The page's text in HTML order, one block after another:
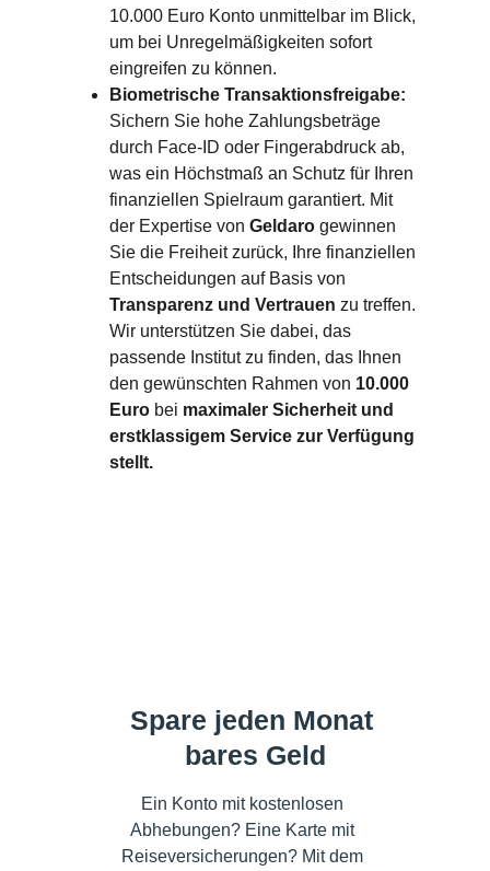
10.000 Euro Konto unmittelbar im Blick,
um bei Unregelmäßigkeiten sofort
eingreifen zu können.
Biometrische Transaktionsfreigabe:
Sichern Sie hohe Zahlungsbeträge
durch Face-ID oder Fingerabdruck ab,
was ein Höchstmaß an Schutz für Ihren
finanziellen Spielraum garantiert. Mit
der Expertise von Geldaro gewinnen
Sie die Freiheit zurück, Ihre finanziellen
Entscheidungen auf Basis von
Transparenz und Vertrauen zu treffen.
Wir unterstützen Sie dabei, das
passende Institut zu finden, das Ihnen
den gewünschten Rahmen von 10.000
Euro bei maximaler Sicherheit und
erstklassigem Service zur Verfügung
stellt.
Spare jeden Monat
bares Geld
Ein Konto mit kostenlosen
Abhebungen? Eine Karte mit
Reiseversicherungen? Mit dem